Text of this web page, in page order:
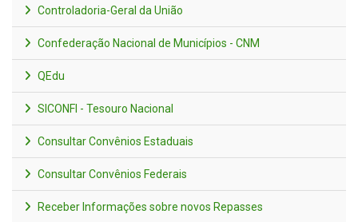
Controladoria-Geral da União
Confederação Nacional de Municípios - CNM
QEdu
SICONFI - Tesouro Nacional
Consultar Convênios Estaduais
Consultar Convênios Federais
Receber Informações sobre novos Repasses